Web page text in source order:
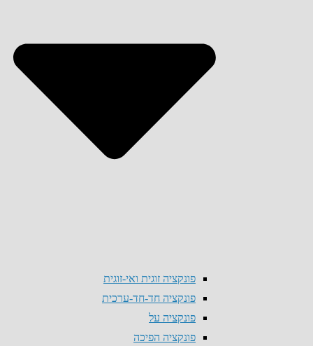
פונקציה זוגית ואי-זוגית
פונקציה חד-חד-ערכית
פונקציה על
פונקציה הפיכה